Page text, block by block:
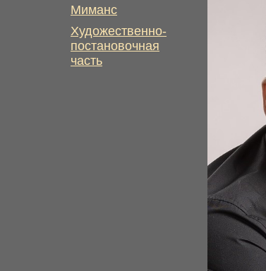
Миманс
Художественно-
постановочная
часть